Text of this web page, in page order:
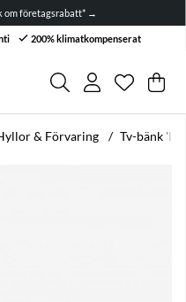
om företagsrabatt* →
200% klimatkompenserat
Antal i
. .
& Förvaring Tv-bänk
- Natur